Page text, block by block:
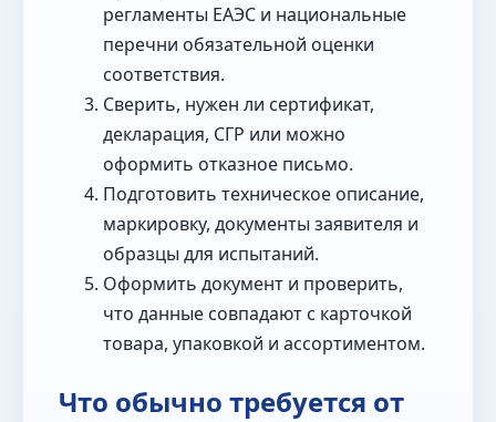
регламенты ЕАЭС и национальные
перечни обязательной оценки
соответствия.
Сверить, нужен ли сертификат,
декларация, СГР или можно
оформить отказное письмо.
Подготовить техническое описание,
маркировку, документы заявителя и
образцы для испытаний.
Оформить документ и проверить,
что данные совпадают с карточкой
товара, упаковкой и ассортиментом.
Что обычно требуется от